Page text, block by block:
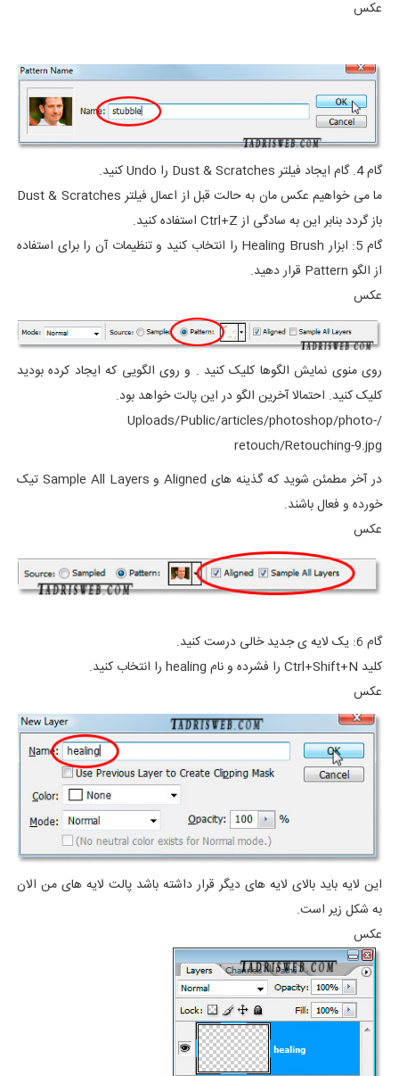
عکس
گام 4. گام ایجاد فیلتر Dust & Scratches را Undo کنید.
ما می خواهیم عکس مان به حالت قبل از اعمال فیلتر Dust & Scratches
باز گردد بنابر این به سادگی از Ctrl+Z استفاده کنید.
گام 5: ابزار Healing Brush را انتخاب کنید و تنظیمات آن را برای استفاده
از الگو Pattern قرار دهید.
عکس
روی منوی نمایش الگوها کلیک کنید . و روی الگویی که ایجاد کرده بودید
کلیک کنید. احتمالا آخرین الگو در این پالت خواهد بود.
/Uploads/Public/articles/photoshop/photo-
retouch/Retouching-9.jpg
در آخر مطمئن شوید که گذینه های Aligned و Sample All Layers تیک
خورده و فعال باشند.
عکس
گام 6: یک لایه ی جدید خالی درست کنید.
کلید Ctrl+Shift+N را فشرده و نام healing را انتخاب کنید.
عکس
این لایه باید بالای لایه های دیگر قرار داشته باشد پالت لایه های من الان
به شکل زیر است.
عکس